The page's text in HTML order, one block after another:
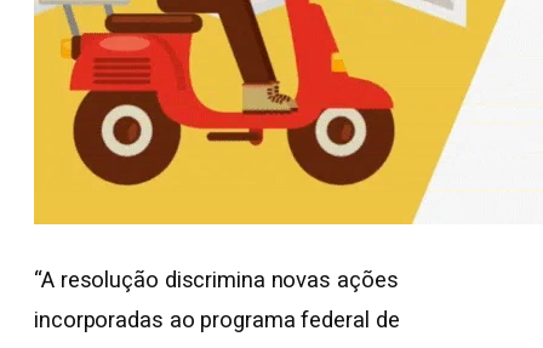
“A resolução discrimina novas ações
incorporadas ao programa federal de